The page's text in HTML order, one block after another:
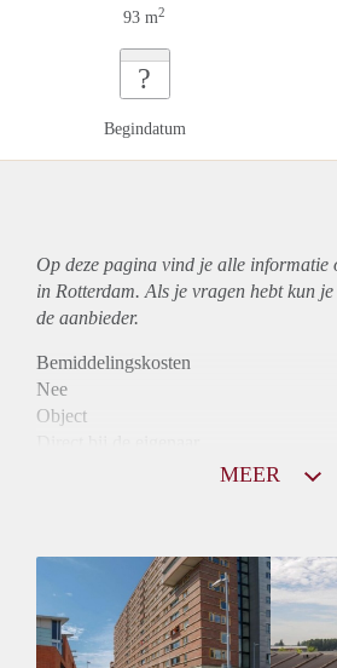
93 m2
?
Begindatum
Op deze pagina vind je alle informatie
in Rotterdam. Als je vragen hebt kun
de aanbieder.
Bemiddelingskosten
Nee
Object
Niet mogelijk
Inkomen eis
3,0 X De bruto Huur
MEER